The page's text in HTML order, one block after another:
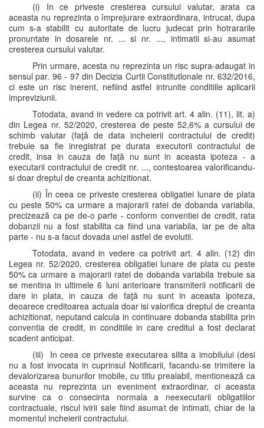
(i) In ce priveste cresterea cursului valutar, arata ca
aceasta nu reprezinta o împrejurare extraordinara, intrucat, dupa
cum s-a stabilit cu autoritate de lucru judecat prin hotrararile
pronuntate in dosarele nr. ... si nr. ..., intimatii si-au asumat
cresterea cursului valutar.
Prin urmare, acesta nu reprezinta un risc supra-adaugat in
sensul par. 96 - 97 din Decizia Curtii Constitutlonale nr. 632/2016,
ci este un risc inerent, nefiind astfel intrunite conditiile aplicarii
impreviziunii.
Totodata, avand in vedere ca potrivit art. 4 alin. (11), lit. a)
din Legea nr. 52/2020, cresterea de peste 52,6% a cursului de
schimb valutar (faţă de data incheierii contractului de credit)
trebuie sa fie inregistrat pe durata executorii contractului de
credit, insa in cauza de faţă nu sunt in aceasta ipoteza - a
executarii contractului de credit nr. ..., contestoarea valorificandu-
si doar dreptul de creanta achizitionat.
(ii) În ceea ce priveste cresterea obligatiei lunare de plata
cu peste 50% ca urmare a majorarii ratei de dobanda variabila,
precizează ca pe de-o parte - conform conventiei de credit, rata
dobanzii nu a fost stabilita ca fiind una variabila, iar pe de alta
parte - nu s-a facut dovada unei astfel de evolutii.
Totodata, avand in vedere ca potrivit art. 4 alin. (12) din
Legea nr. 52/2020, cresterea obligatiei lunare de plata cu peste
50% ca urmare a majorarii ratei de dobanda variabila trebuie sa
se mentina in ultimele 6 luni anterioare transmiterii notificarii de
dare in plata, in cauza de faţă nu sunt in aceasta ipoteza,
deoarece creditoarea actuala doar isi valorifica dreptul de creanta
achizitionat, neputand calcula in continuare dobanda stabilita prin
conventia de credit, in conditiile in care creditul a fost declarat
scadent anticipat.
(iii) In ceea ce priveste executarea silita a imobilului (desi
nu a fost invocata in cuprinsul Notificarii, facandu-se trimitere la
devalorizarea bunurilor imobile, cu titlu prealabil, mentionează ca
aceasta nu reprezinta un eveniment extraordinar, ci aceasta
survine ca o consecinta normala a neexecutarii obligatiilor
contractuale, riscul ivirii sale fiind asumat de intimati, chiar de la
momentul incheierii contractului.